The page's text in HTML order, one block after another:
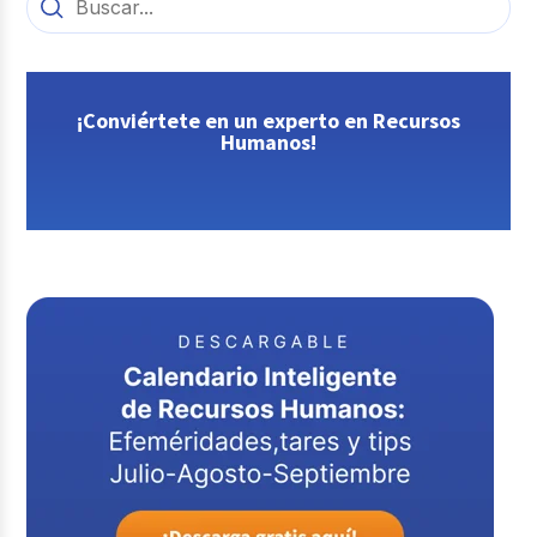
¡Conviértete en un experto en Recursos
Humanos!